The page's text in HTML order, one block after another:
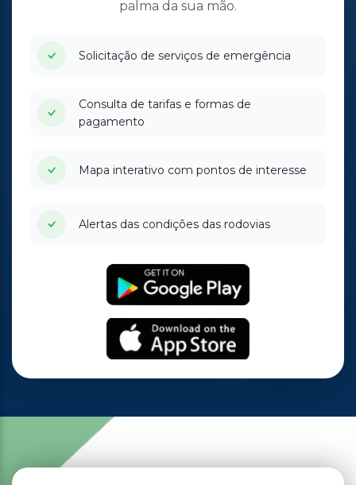
palma da sua mão.
Solicitação de serviços de emergência
Consulta de tarifas e formas de
pagamento
Mapa interativo com pontos de interesse
Alertas das condições das rodovias